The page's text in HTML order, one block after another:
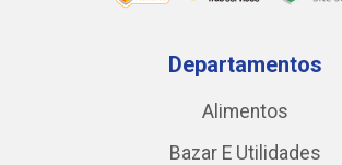
Departamentos
Alimentos
Bazar E Utilidades